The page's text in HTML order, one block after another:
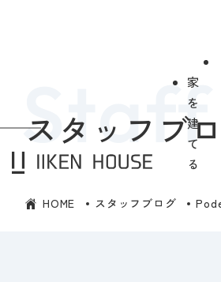
家
を
建
て
る
スタッフブ
HOME スタッフブログ